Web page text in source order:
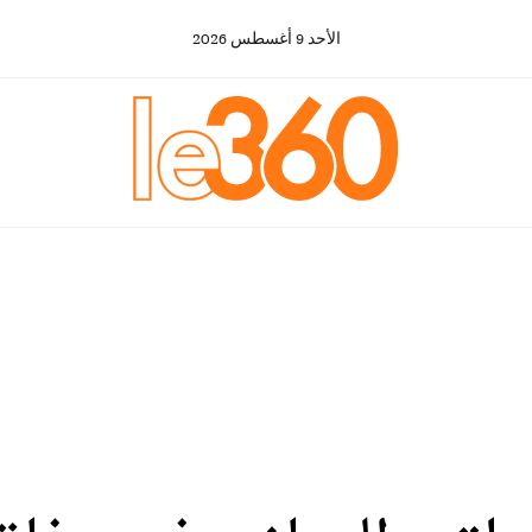
الأحد 9 أغسطس 2026